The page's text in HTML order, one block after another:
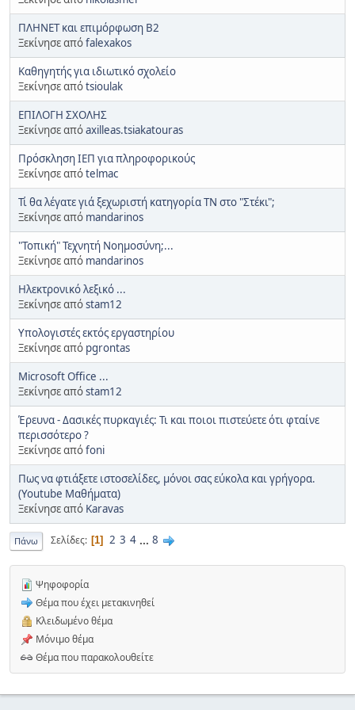
ΠΛΗΝΕΤ και επιμόρφωση Β2
Ξεκίνησε απόfalexakos
Καθηγητής για ιδιωτικό σχολείο
Ξεκίνησε απόtsioulak
ΕΠΙΛΟΓΗ ΣΧΟΛΗΣ
Ξεκίνησε απόaxilleas.tsiakatouras
Πρόσκληση ΙΕΠ για πληροφορικούς
Ξεκίνησε απόtelmac
Τί θα λέγατε γιά ξεχωριστή κατηγορία ΤΝ στο "Στέκι";
Ξεκίνησε από mandarinos
"Τοπική" Τεχνητή Νοημοσύνη;...
Ξεκίνησε από mandarinos
Ηλεκτρονικό λεξικό ...
Ξεκίνησε απόstam12
Υπολογιστές εκτός εργαστηρίου
Ξεκίνησε από pgrontas
Microsoft Office ...
Ξεκίνησε απόstam12
Έρευνα - Δασικές πυρκαγιές: Τι και ποιοι πιστεύετε ότι φταίνε
περισσότερο ?
Ξεκίνησε απόfoni
Πως να φτιάξετε ιστοσελίδες, μόνοι σας εύκολα και γρήγορα.
(Youtube Μαθήματα)
Ξεκίνησε από Karavas
Πάνω Σελίδες 1 2 3 4 ... 8
Ψηφοφορία
Θέμα που έχει μετακινηθεί
Κλειδωμένο θέμα
Μόνιμο θέμα
Θέμα που παρακολουθείτε